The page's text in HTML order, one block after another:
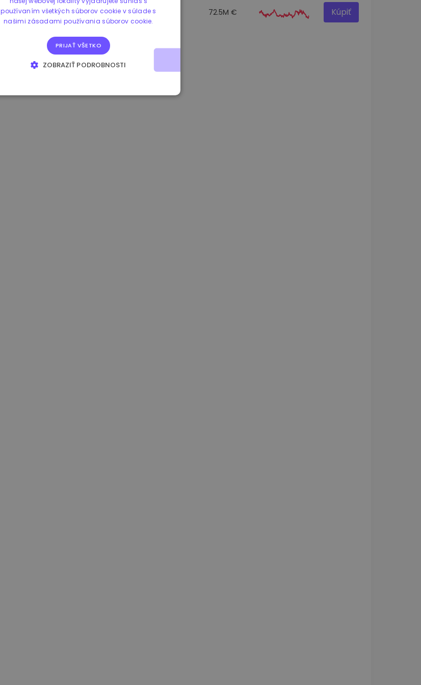
0.867648 € 0.00% 3.4B € 72.5M € Kúpiť
používaním všetkých súborov cookie v súlade s
našimi zásadami používania súborov cookie.
PRIJAŤ VŠETKO
ZOBRAZIŤ PODROBNOSTI